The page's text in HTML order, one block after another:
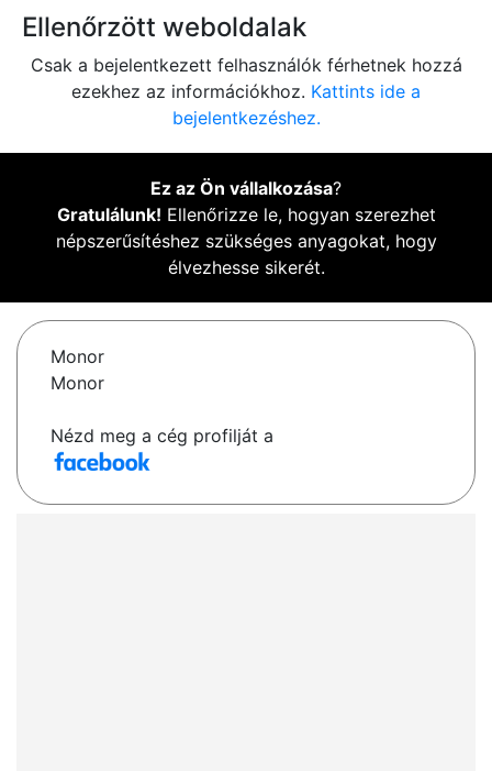
Ellenőrzött weboldalak
Csak a bejelentkezett felhasználók férhetnek hozzá
ezekhez az információkhoz. Kattints ide a
bejelentkezéshez.
Ez az Ön vállalkozása?
Gratulálunk! Ellenőrizze le, hogyan szerezhet
népszerűsítéshez szükséges anyagokat, hogy
élvezhesse sikerét.
Monor
Monor
Nézd meg a cég profilját a